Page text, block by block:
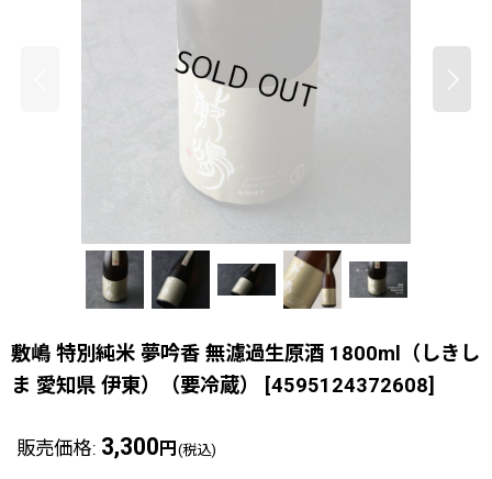
敷嶋 特別純米 夢吟香 無濾過生原酒 1800ml（しきし
ま 愛知県 伊東）（要冷蔵）
[4595124372608]
販売価格: 3,300 円 (税込)